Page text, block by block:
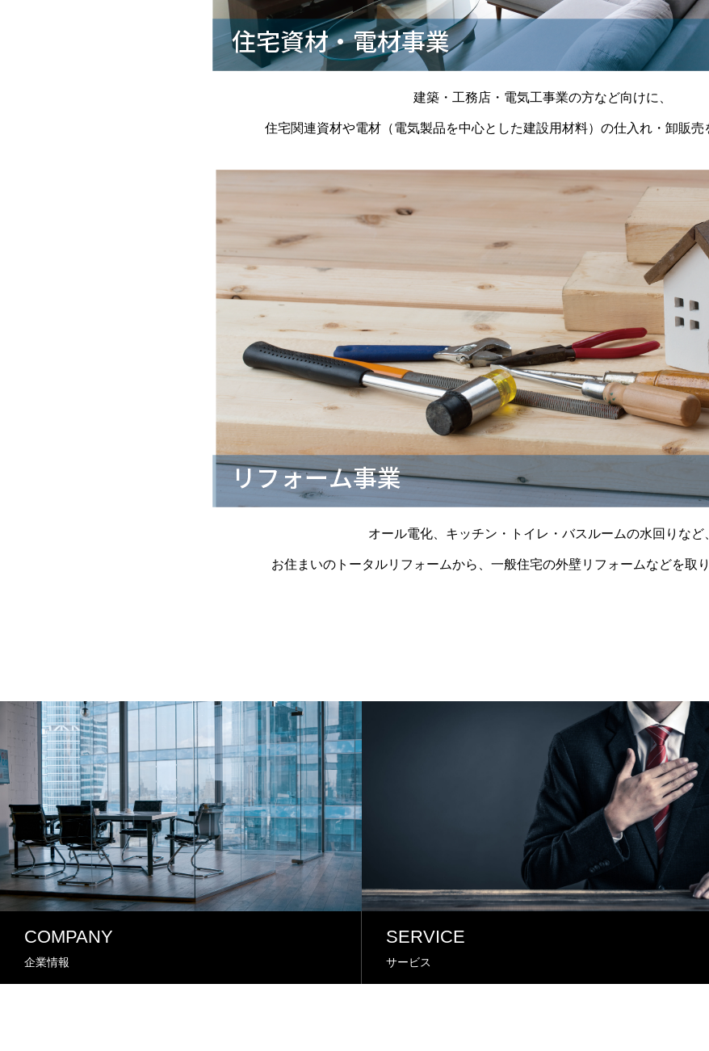
建築・工務店・電気工事業の方など向けに、
住宅関連資材や電材（電気製品を中心とした建設用材料）の仕入れ・卸販売
オール電化、キッチン・トイレ・バスルームの水回りなど
お住まいのトータルリフォームから、一般住宅の外壁リフォームなどを取
COMPANY
企業情報
SERVICE
サービス